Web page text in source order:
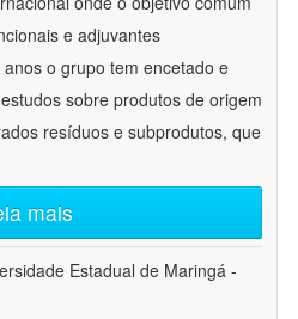
e adjuvantes
o grupo tem encetado e
sobre produtos de origem
resíduos e subprodutos, que
mais
Estadual de Maringá -